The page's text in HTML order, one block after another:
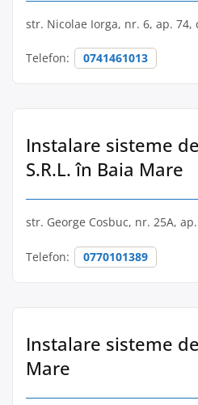
str. Nicolae Iorga, nr. 6, ap. 74,
Telefon: 0741461013
Instalare sisteme
S.R.L. în Baia Mare
str. George Cosbuc, nr. 25A,
Telefon: 0770101389
Instalare sisteme
Mare